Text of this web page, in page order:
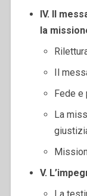
IV. Il
la
Il
Fede
La
V.